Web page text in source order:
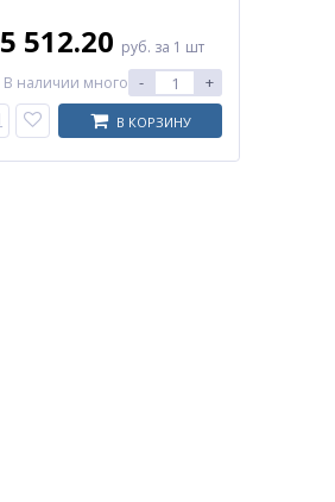
5 512.20 руб. за 1 шт
В наличии много - +
В КОРЗИНУ